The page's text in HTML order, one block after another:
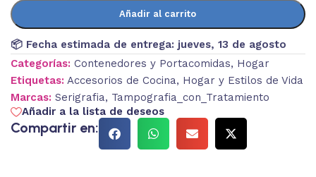
Añadir al carrito
📦 Fecha estimada de entrega: jueves, 13 de agosto
Categorías: Contenedores y Portacomidas, Hogar
Etiquetas: Accesorios de Cocina, Hogar y Estilos de Vida
Marcas: Serigrafia, Tampografia_con_Tratamiento
Añadir a la lista de deseos
Compartir en: